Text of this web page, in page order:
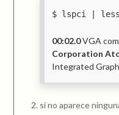
lspci | less
00:02.0VGA
Corporation
Integrated
si no aparece